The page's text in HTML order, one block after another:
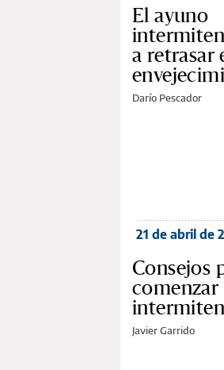
El ayuno
a retrasar
Darío Pescador
21 de abril de
Consejos
comenzar
Javier Garrido